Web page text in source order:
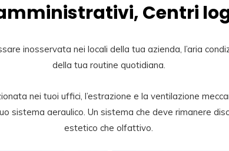
Centri
inosservata nei locali della tua azienda, l’aria
della tua routine quotidiana.
nei tuoi uffici, l’estrazione e la ventilazione
sistema aeraulico. Un sistema che deve rimanere
estetico che olfattivo.